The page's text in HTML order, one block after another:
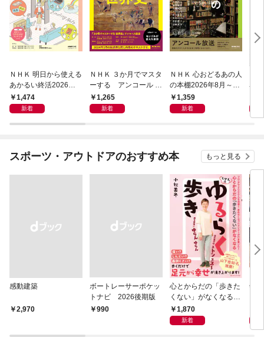
ＮＨＫ 明日から使える
あかるい終活2026年8
月～9月
1,474
新着
ＮＨＫ ３か月でマスタ
ーする アンコール 世
界史2026年8月
1,265
新着
ＮＨＫ 心おどるあの人
の本棚2026年8月～9
月1,359
新着
名
宣
スポーツ・アウトドアのおすすめ本 もっと見る
感動建築
￥2,970
ボートレーサーポケッ
トナビ 2026後期版
￥990
心とからだの「歩きた
くない」がなくなる
らせん流 ゆるらく歩
き
1,870
新着
剣